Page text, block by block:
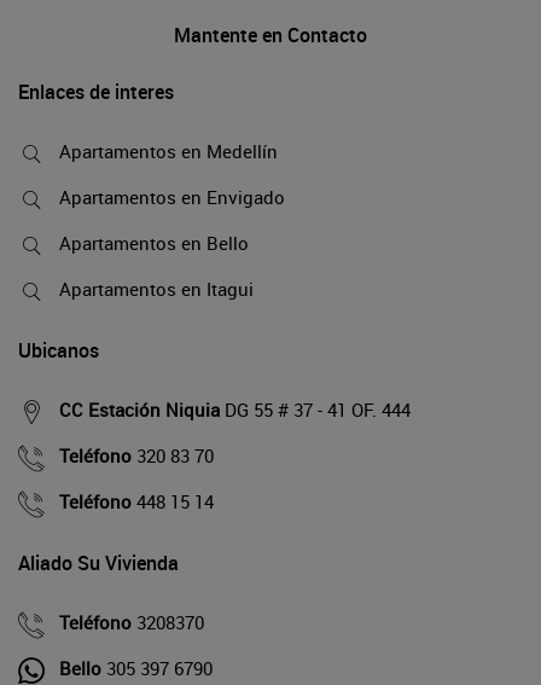
Mantente en Contacto
Enlaces de interes
Apartamentos en Medellín
Apartamentos en Envigado
Apartamentos en Bello
Apartamentos en Itagui
Ubicanos
CC Estación Niquia DG 55 # 37 - 41 OF. 444
Teléfono 320 83 70
Teléfono 448 15 14
Aliado Su Vivienda
Teléfono 3208370
Bello 305 397 6790